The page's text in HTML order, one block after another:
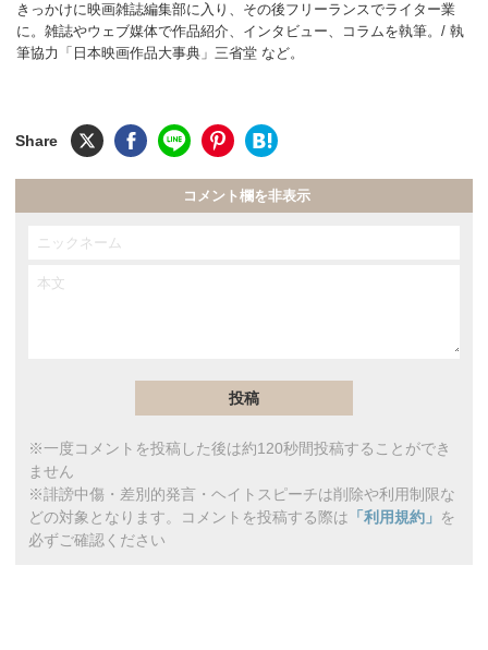
きっかけに映画雑誌編集部に入り、その後フリーランスでライター業
に。雑誌やウェブ媒体で作品紹介、インタビュー、コラムを執筆。/ 執
筆協力「日本映画作品大事典」三省堂 など。
コメント欄を非表示
※一度コメントを投稿した後は約120秒間投稿することができ
ません
※誹謗中傷・差別的発言・ヘイトスピーチは削除や利用制限な
どの対象となります。コメントを投稿する際は 「利用規約」 を
必ずご確認ください